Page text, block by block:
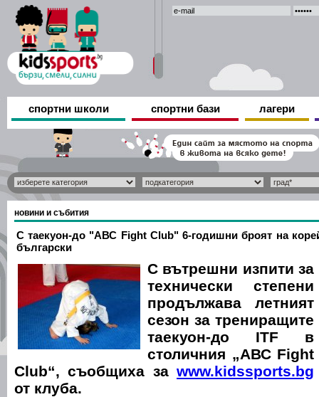
спортни школи спортни бази лагери
новини и събития
С таекуон-до "АВС Fight Club" 6-годишни броят на
български
С вътрешни изпити за
технически степени
продължава летният
сезон за трениращите
таекуон-до ITF в
столичния „АВС Fight
Club“, съобщиха за www.kidssports.bg
от клуба.